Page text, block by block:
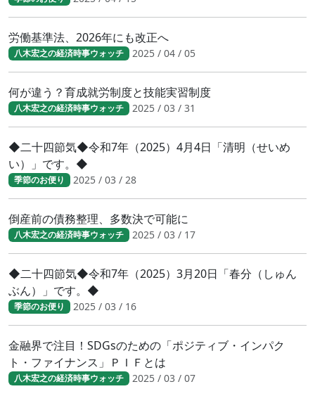
労働基準法、2026年にも改正へ
八木宏之の経済時事ウォッチ 2025 / 04 / 05
何が違う？育成就労制度と技能実習制度
八木宏之の経済時事ウォッチ 2025 / 03 / 31
◆二十四節気◆令和7年（2025）4月4日「清明（せいめ
い）」です。◆
季節のお便り 2025 / 03 / 28
倒産前の債務整理、多数決で可能に
八木宏之の経済時事ウォッチ 2025 / 03 / 17
◆二十四節気◆令和7年（2025）3月20日「春分（しゅん
ぶん）」です。◆
季節のお便り 2025 / 03 / 16
金融界で注目！SDGsのための「ポジティブ・インパク
ト・ファイナンス」ＰＩＦとは
八木宏之の経済時事ウォッチ 2025 / 03 / 07